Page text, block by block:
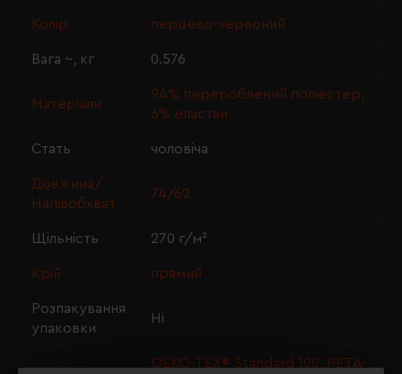
Колір перцево-червоний
Вага ~, кг 0.576
Матеріали
94% перероблений поліестер,
6% еластан
Стать чоловіча
Довжина/
Напівобхват
74/62
Щільність 270 г/м²
Крій прямий
Розпакування
упаковки
Ні
OEKO-TEX® Standard 100, PETA-